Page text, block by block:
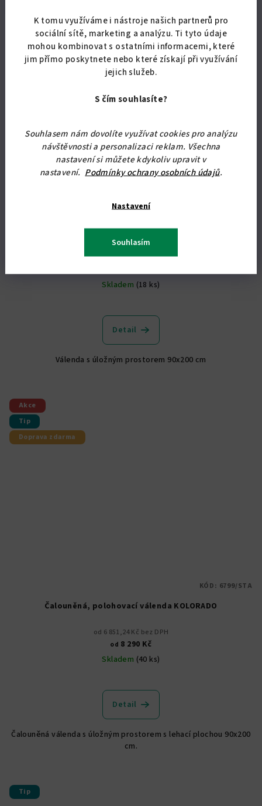
K tomu využíváme i nástroje našich partnerů pro
sociální sítě, marketing a analýzu. Ti tyto údaje
mohou kombinovat s ostatními informacemi, které
jim přímo poskytnete nebo které získají při využívání
jejich služeb.
S čím souhlasíte?
Souhlasem nám dovolíte využívat cookies pro analýzu
návštěvnosti a personalizaci reklam. Všechna
nastavení si můžete kdykoliv upravit v
nastavení. Podmínky ochrany osobních údajů.
Nastavení
Souhlasím
Akce
Tip
Doprava zdarma
Čalouněná válenda s úložným prostorem Duo 90x200 cm
od 6 570,25 Kč bez DPH
Skladem (18 ks)
hodnocení
produktu
z
Detail
Válenda s úložným prostorem 90x200 cm
Akce
Tip
Doprava zdarma
Čalouněná, polohovací válenda KOLORADO
od 6 851,24 Kč bez DPH
od 8 290 Kč
Skladem (40 ks)
hodnocení
produktu
z
5
Detail
Čalouněná válenda s úložným prostorem s lehací plochou 90x200
cm.
KÓD: 6799/STA
Tip